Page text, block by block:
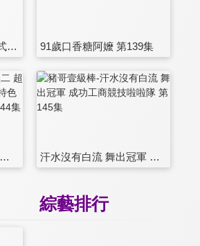
輪椅上的俠客、台灣花式籃球第一人！ 第138集 91歲口香糖阿嬤 第139集
全台獨一無二 超彈性反串軟骨秀、70年代特色美聲 鼻音天后 楊小萍 第144集 汗水沒有白流 舞出冠軍 成功工商競技啦啦隊 第145集
綜藝排行